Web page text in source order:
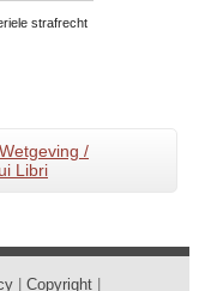
strafrecht
Wetgeving /
Libri
Copyright